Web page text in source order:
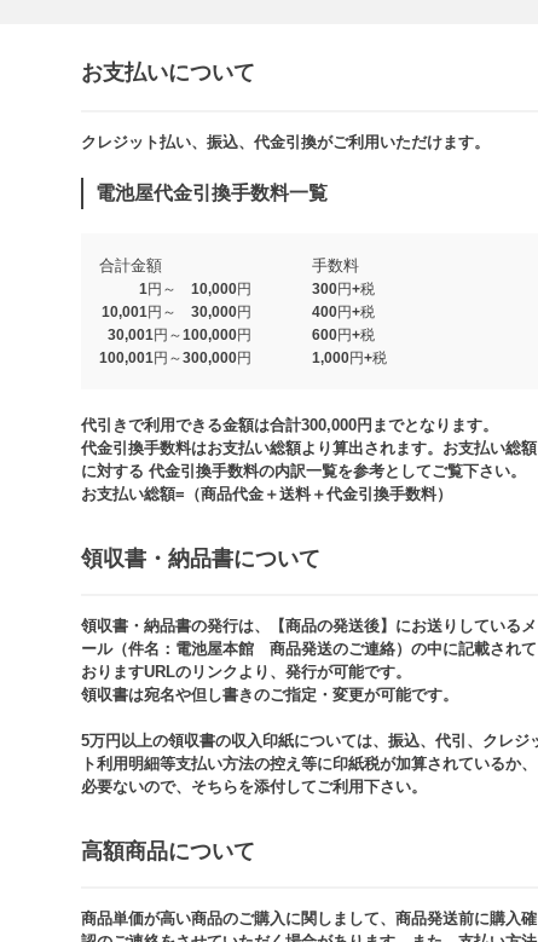
お支払いについて
クレジット払い、振込、代金引換がご利用いただけます。​​
電池屋代金引換手数料一覧
合計金額 手数料
1円～ 10,000円
300円+税
10,001円～ 30,000円
400円+税
30,001円～100,000円
600円+税
100,001円～300,000円
1,000円+税​
代引きで利用できる金額は合計300,000円までとなります。
代金引換手数料はお支払い総額より算出されます。お支払い総額
に対する 代金引換手数料の内訳一覧を参考としてご覧下さい。​
お支払い総額=（商品代金＋送料＋代金引換手数料）​
領収書・納品書について​
領収書・納品書の発行は、【商品の発送後】にお送りしているメ
ール（件名：電池屋本館 商品発送のご連絡）の中に記載されて
おりますURLのリンクより、発行が可能です。
領収書は宛名や但し書きのご指定・変更が可能です。​​
5万円以上の領収書の収入印紙については、振込、代引、クレジ
ト利用明細等支払い方法の控え等に印紙税が加算されているか、
必要ないので、そちらを添付してご利用下さい。
高額商品について​
商品単価が高い商品のご購入に関しまして、商品発送前に購入確